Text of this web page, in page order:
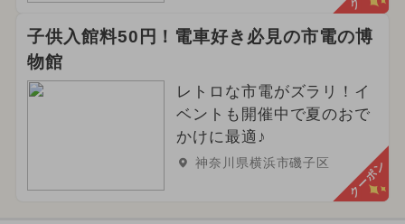
子供入館料50円！電車好き必見の市電の博
物館
レトロな市電がズラリ！イ
ベントも開催中で夏のおで
かけに最適♪
神奈川県横浜市磯子区 クーポン